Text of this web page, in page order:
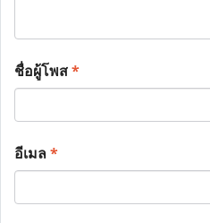
ชื่อผู้โพส*
อีเมล*